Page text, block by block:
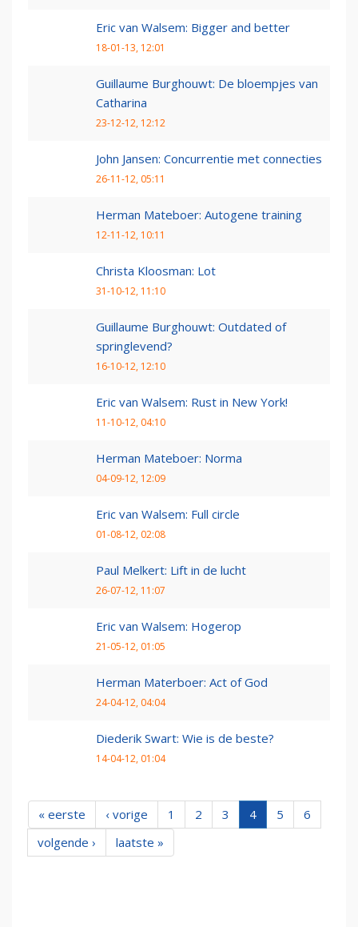
Eric van Walsem: Bigger and better
18-01-13, 12:01
Guillaume Burghouwt: De bloempjes van
Catharina
23-12-12, 12:12
John Jansen: Concurrentie met connecties
26-11-12, 05:11
Herman Mateboer: Autogene training
12-11-12, 10:11
Christa Kloosman: Lot
31-10-12, 11:10
Guillaume Burghouwt: Outdated of
springlevend?
16-10-12, 12:10
Eric van Walsem: Rust in New York!
11-10-12, 04:10
Herman Mateboer: Norma
04-09-12, 12:09
Eric van Walsem: Full circle
01-08-12, 02:08
Paul Melkert: Lift in de lucht
26-07-12, 11:07
Eric van Walsem: Hogerop
21-05-12, 01:05
Herman Materboer: Act of God
24-04-12, 04:04
Diederik Swart: Wie is de beste?
14-04-12, 01:04
« eerste ‹ vorige 1 2 3 4 5
6
volgende ›
laatste »